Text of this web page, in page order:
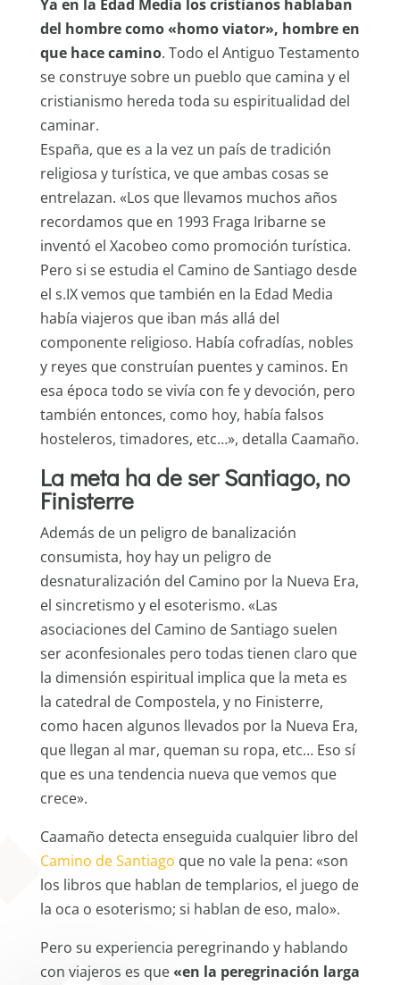
Ya en la Edad Media los cristianos hablaban
del hombre como «homo viator», hombre en
que hace camino. Todo el Antiguo Testamento
se construye sobre un pueblo que camina y el
cristianismo hereda toda su espiritualidad del
caminar.
España, que es a la vez un país de tradición
religiosa y turística, ve que ambas cosas se
entrelazan. «Los que llevamos muchos años
recordamos que en 1993 Fraga Iribarne se
inventó el Xacobeo como promoción turística.
Pero si se estudia el Camino de Santiago desde
el s.IX vemos que también en la Edad Media
había viajeros que iban más allá del
componente religioso. Había cofradías, nobles
y reyes que construían puentes y caminos. En
esa época todo se vivía con fe y devoción, pero
también entonces, como hoy, había falsos
hosteleros, timadores, etc…», detalla Caamaño.
La meta ha de ser Santiago, no
Finisterre
Además de un peligro de banalización
consumista, hoy hay un peligro de
desnaturalización del Camino por la Nueva Era,
el sincretismo y el esoterismo. «Las
asociaciones del Camino de Santiago suelen
ser aconfesionales pero todas tienen claro que
la dimensión espiritual implica que la meta es
la catedral de Compostela, y no Finisterre,
como hacen algunos llevados por la Nueva Era,
que llegan al mar, queman su ropa, etc… Eso sí
que es una tendencia nueva que vemos que
crece».
Caamaño detecta enseguida cualquier libro del
Camino de Santiago que no vale la pena: «son
los libros que hablan de templarios, el juego de
la oca o esoterismo; si hablan de eso, malo».
Pero su experiencia peregrinando y hablando
con viajeros es que«en la peregrinación larga